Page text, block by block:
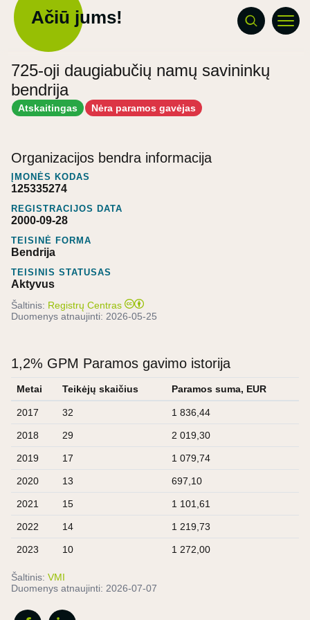
Ačiū jums!
725-oji daugiabučių namų savininkų
bendrija
Atskaitingas Nėra paramos gavėjas
Organizacijos bendra informacija
ĮMONĖS KODAS
125335274
REGISTRACIJOS DATA
2000-09-28
TEISINĖ FORMA
Bendrija
TEISINIS STATUSAS
Aktyvus
Šaltinis: Registrų Centras
Duomenys atnaujinti: 2026-05-25
1,2% GPM Paramos gavimo istorija
Metai Teikėjų skaičius Paramos suma, EUR
2017 32 1 836,44
2018 29 2 019,30
2019 17 1 079,74
2020 13 697,10
2021 15 1 101,61
2022 14 1 219,73
2023 10 1 272,00
Šaltinis: VMI
Duomenys atnaujinti: 2026-07-07